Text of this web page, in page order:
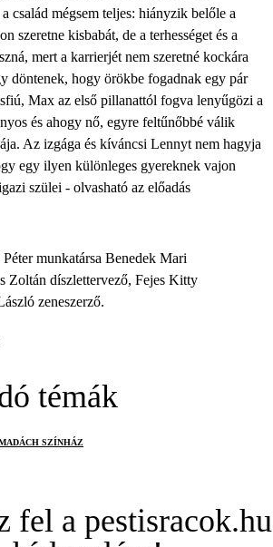
család mégsem teljes: hiányzik belőle a
szeretne kisbabát, de a terhességet és a
mert a karrierjét nem szeretné kockára
döntenek, hogy örökbe fogadnak egy pár
Max az első pillanattól fogva lenyűgözi a
és ahogy nő, egyre feltűnőbbé válik
Az izgága és kíváncsi Lennyt nem hagyja
egy ilyen különleges gyereknek vajon
szülei - olvasható az előadás
munkatársa Benedek Mari
Zoltán díszlettervező, Fejes Kitty
zeneszerző.
témák
SZÍNHÁZ
fel a pestisracok.hu